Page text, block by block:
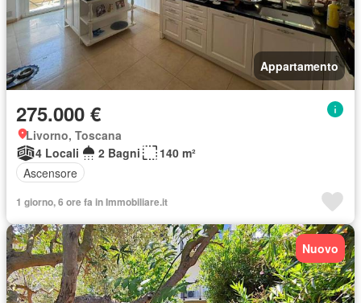
Appartamento
275.000 €
Livorno, Toscana
4 Locali
2 Bagni
140 m²
Ascensore
1 giorno, 6 ore fa in Immobiliare.it
Nuovo